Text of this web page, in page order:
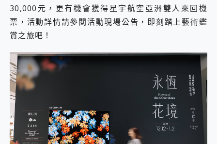
30,000元，更有機會獲得星宇航空亞洲雙人來回機
票，活動詳情請參閱活動現場公告，即刻踏上藝術鑑
賞之旅吧！